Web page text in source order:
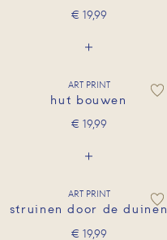
€ 19,99
ART PRINT
hut bouwen
€ 19,99
ART PRINT
struinen door de duinen
€ 19,99